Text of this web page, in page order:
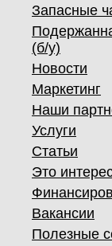
Запасные
(б/у)
Новости
Маркетинг
Наши
Услуги
Статьи
Это
Вакансии
Полезные